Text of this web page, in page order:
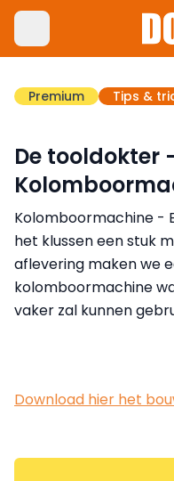
Premium Tips &
De tooldokter
Kolomboormachine -
het klussen een stuk
aflevering maken we
kolomboormachine
vaker zal kunnen
Download hier het